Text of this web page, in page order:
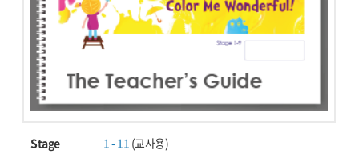
Stage 1 - 11 (교사용)